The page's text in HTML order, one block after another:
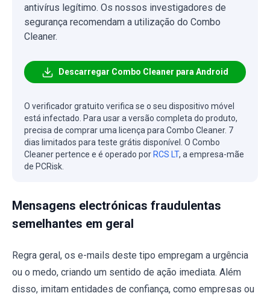
antivírus legítimo. Os nossos investigadores de
segurança recomendam a utilização do Combo
Cleaner.
Descarregar Combo Cleaner para Android
O verificador gratuito verifica se o seu dispositivo móvel
está infectado. Para usar a versão completa do produto,
precisa de comprar uma licença para Combo Cleaner. 7
dias limitados para teste grátis disponível. O Combo
Cleaner pertence e é operado por RCS LT, a empresa-mãe
de PCRisk.
Mensagens electrónicas fraudulentas
semelhantes em geral
Regra geral, os e-mails deste tipo empregam a urgência
ou o medo, criando um sentido de ação imediata. Além
disso, imitam entidades de confiança, como empresas ou